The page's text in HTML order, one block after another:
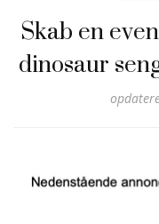
Skab en
dinosaur